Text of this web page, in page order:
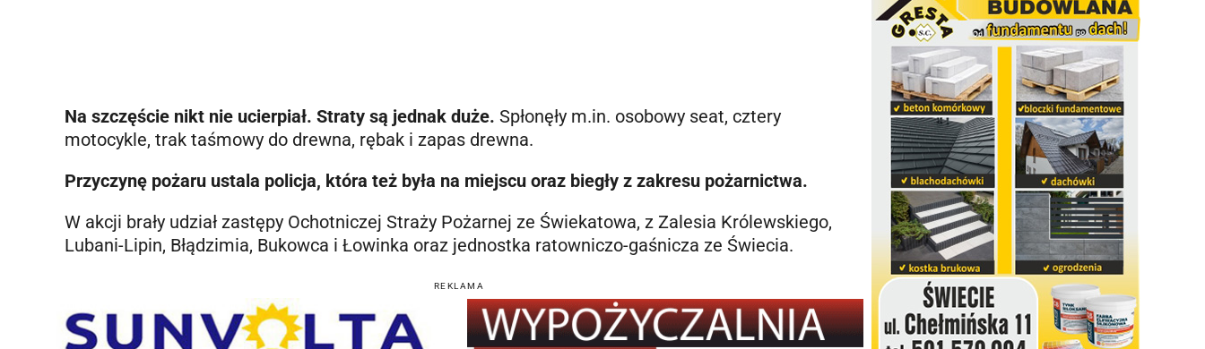
Na szczęście nikt nie ucierpiał. Straty są jednak duże. Spłonęły m.in. osobowy seat, cztery
motocykle, trak taśmowy do drewna, rębak i zapas drewna.
Przyczynę pożaru ustala policja, która też była na miejscu oraz biegły z zakresu pożarnictwa.
W akcji brały udział zastępy Ochotniczej Straży Pożarnej ze Świekatowa, z Zalesia Królewskiego,
Lubani-Lipin, Błądzimia, Bukowca i Łowinka oraz jednostka ratowniczo-gaśnicza ze Świecia.
REKLAMA